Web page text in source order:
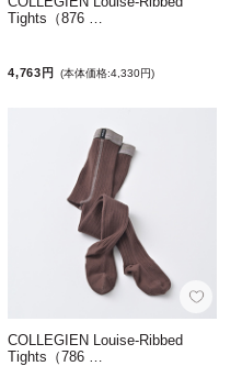
Tights（876 …
4,763円 (本体価格:4,330円)
COLLEGIEN Louise-Ribbed
Tights（786 …